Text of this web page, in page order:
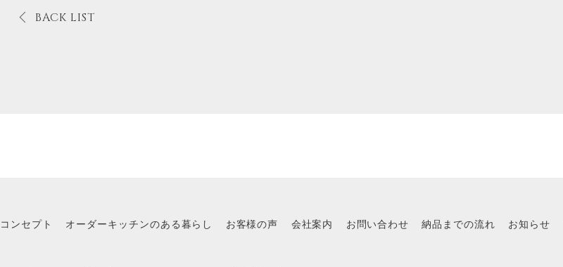
BACK LIST
コンセプト オーダーキッチンのある暮らし お客様の声 会社案内 お問い合わせ 納品までの流れ お知らせ